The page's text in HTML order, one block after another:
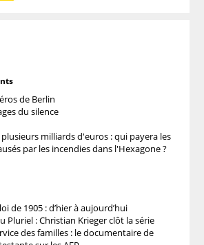
de Berlin
du silence
milliards d'euros : qui payera les
par les incendies dans l'Hexagone ?
de 1905 : d’hier à aujourd’hui
Pluriel : Christian Krieger clôt la série
des familles : le documentaire de